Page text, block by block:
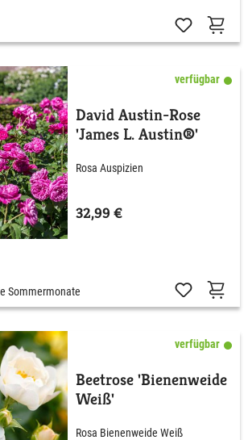
verfügbar
David Austin-Rose
'James L. Austin®'
Rosa Auspizien
32,99 €
Sommermonate
verfügbar
Beetrose 'Bienenweide
Weiß'
Rosa Bienenweide Weiß